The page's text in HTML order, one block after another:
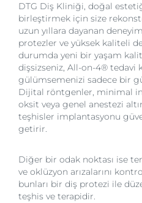
DTG Diş Kliniği, doğal
birleştirmek için size
uzun yıllara dayanan
protezler ve yüksek kaliteli
durumda yeni bir yaşam
dişsizseniz, All-on-4® tedavi
gülümsemenizi sadece bir
Dijital röntgenler, minimal
oksit veya genel anestezi
teşhisler implantasyonu
getirir.
Diğer bir odak noktası ise
ve oklüzyon arızalarını
bunları bir diş protezi ile
teşhis ve terapidir.